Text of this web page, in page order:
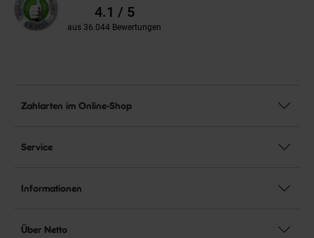
Bewertungen4.1 / 5
aus 36.044 Bewertungen
Zahlarten im Online-Shop
Service
Informationen
Über Netto